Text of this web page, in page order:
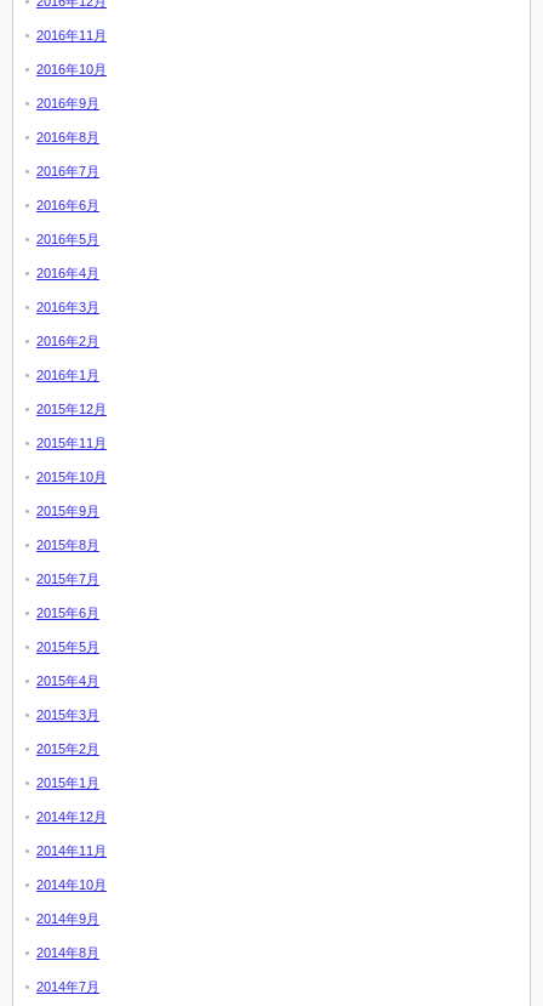
2016年11月
2016年10月
2016年9月
2016年8月
2016年7月
2016年6月
2016年5月
2016年4月
2016年3月
2016年2月
2016年1月
2015年12月
2015年11月
2015年10月
2015年9月
2015年8月
2015年7月
2015年6月
2015年5月
2015年4月
2015年3月
2015年2月
2015年1月
2014年12月
2014年11月
2014年10月
2014年9月
2014年8月
2014年7月